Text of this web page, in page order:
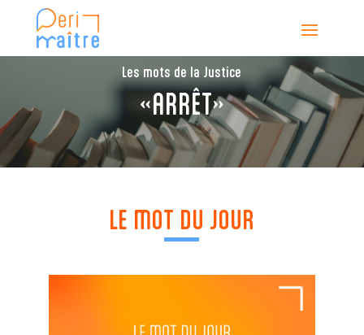
Les mots de la Justice
«ARRÊT»
LE MOT DU JOUR